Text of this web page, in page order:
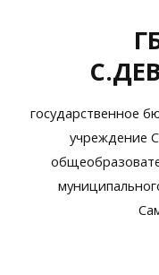
государственное
учреждение